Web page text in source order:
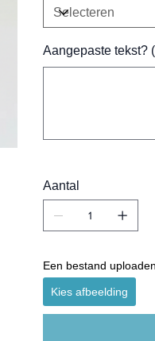
Aangepaste tekst?
Aantal
Een bestand uploaden
Kies afbeelding